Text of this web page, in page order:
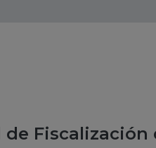
Fiscalización